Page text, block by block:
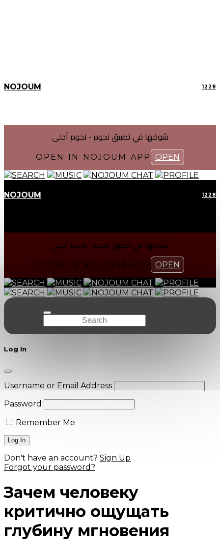
NOJOUM 1228
شوفها في تطبیق نجوم - نجوم أحلی
OPEN IN NOJOUM APP
OPEN
SEARCH
MUSIC NOJOUM CHAT PROFILE
NOJOUM 1228
شوفها في تطبیق نجوم - نجوم أحلی
OPEN IN NOJOUM APP
OPEN
SEARCH
MUSIC NOJOUM CHAT
PROFILE
SEARCH
MUSIC NOJOUM CHAT PROFILE
Log In
Username or Email Address
Password
Remember Me
Don't have an account? Sign Up
Forgot your password?
Зачем человеку
критично ощущать
глубину мгновения